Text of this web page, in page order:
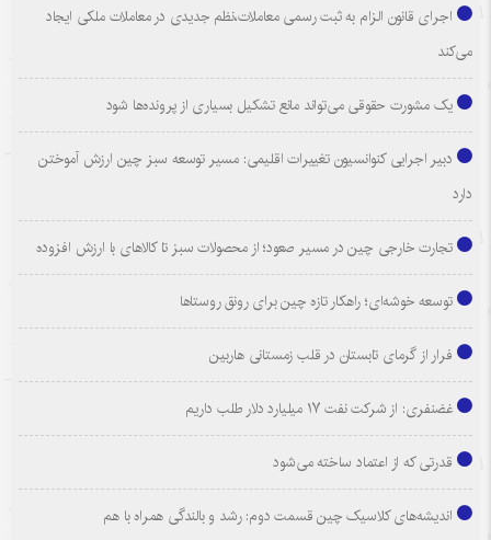
اجرای قانون الزام به ثبت رسمی معاملات،نظم جدیدی در معاملات ملکی ایجاد
می‌کند
یک مشورت حقوقی می‌تواند مانع تشکیل بسیاری از پرونده‌ها شود
دبیر اجرایی کنوانسیون تغییرات اقلیمی: مسیر توسعه سبز چین ارزش آموختن
دارد
تجارت خارجی چین در مسیر صعود؛ از محصولات سبز تا کالاهای با ارزش افزوده
توسعه خوشه‌ای؛ راهکار تازه چین برای رونق روستاها
فرار از گرمای تابستان در قلب زمستانی هاربین
غضنفری: از شرکت نفت ۱۷ میلیارد دلار طلب داریم
قدرتی که از اعتماد ساخته می‌شود
اندیشه‌های کلاسیک چین قسمت دوم: رشد و بالندگی همراه با هم